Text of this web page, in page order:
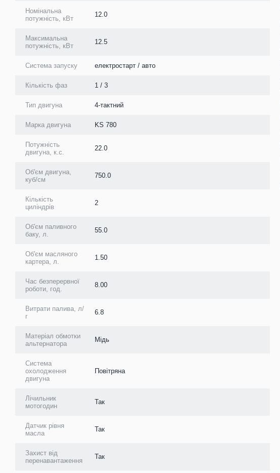
Номінальна
потужність, кВт
12.0
Максимальна
потужність, кВт
12.5
Система запуску електростарт / авто
Кількість фаз 1 / 3
Тип двигуна 4-тактний
Марка двигуна KS 780
Потужність
двигуна, к.с.
22.0
Об'єм двигуна,
куб/см
750.0
Кількість
циліндрів
2
Об'єм паливного
баку, л.
55.0
Об'єм масляного
картера, л.
1.50
Час безперервної
роботи, год.
8.00
Витрати палива, л/
г
6.8
Матеріал обмотки
альтернатора
Мідь
Система
охолодження
двигуна
Повітряна
Лічильник
мотогодин
Так
Датчик рівня
масла
Так
Захист від
перенавантаження
Так